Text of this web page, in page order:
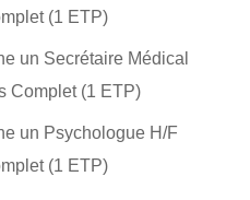
(1 ETP)
un Secrétaire Médical
Complet (1 ETP)
un Psychologue H/F
(1 ETP)